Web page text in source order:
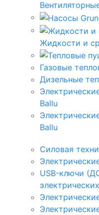
Жидкости и
Газовые
Дизельные
Ballu
Ballu
Силовая
USB-ключи